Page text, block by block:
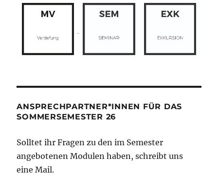
ANSPRECHPARTNER*INNEN FÜR DAS
SOMMERSEMESTER 26
Solltet ihr Fragen zu den im Semester
angebotenen Modulen haben, schreibt uns
eine Mail.